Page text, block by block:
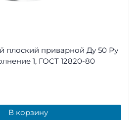
плоский приварной Ду 50 Ру
1, ГОСТ 12820-80
В корзину